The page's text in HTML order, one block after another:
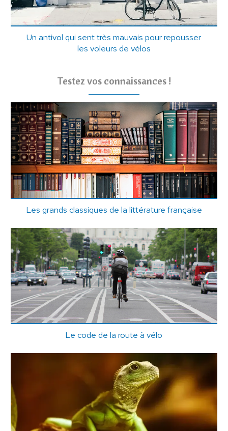
Un antivol qui sent très mauvais pour repousser
les voleurs de vélos
Testez vos connaissances !
Les grands classiques de la littérature française
Le code de la route à vélo